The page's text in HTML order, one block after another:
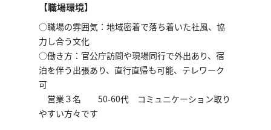
【職場環境】
○職場の雰囲気：地域密着で落ち着いた社風、協
力し合う文化
○働き方：官公庁訪問や現場同行で外出あり、宿
泊を伴う出張あり、直行直帰も可能、テレワーク
可
営業３名 50-60代 コミュニケーション取り
やすい方々です